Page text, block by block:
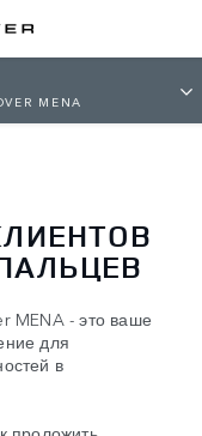
MENA
MENA - это ваше
для
в